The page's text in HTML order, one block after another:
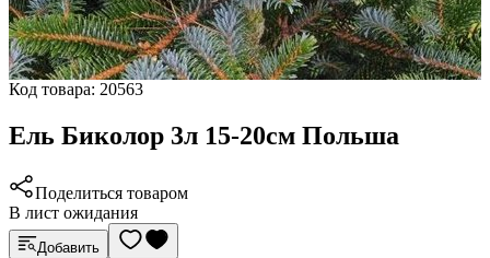
Код товара: 20563
Ель Биколор 3л 15-20см Польша
Поделиться товаром
В лист ожидания
Добавить